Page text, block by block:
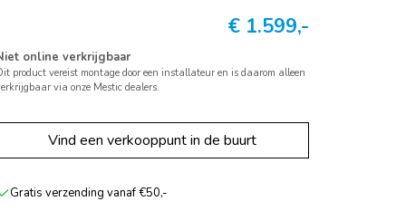
€ 1.599,-
online verkrijgbaar
product vereist montage door een installateur en is daarom alleen
via onze Mestic dealers.
Vind een verkooppunt in de buurt
Gratis verzending vanaf €50,-